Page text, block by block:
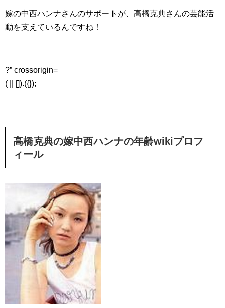
嫁の中西ハンナさんのサポートが、高橋克典さんの芸能活
動を支えているんですね！
?” crossorigin=
( || []).({});
高橋克典の嫁中西ハンナの年齢wikiプロフ
ィール